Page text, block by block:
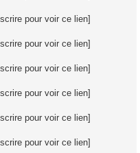
pour voir ce lien]
pour voir ce lien]
pour voir ce lien]
pour voir ce lien]
pour voir ce lien]
pour voir ce lien]